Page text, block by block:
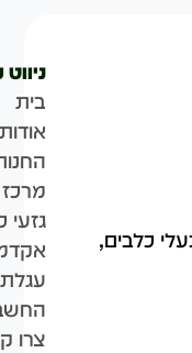
כלבים,
בית
אודות
גזעי
עגלת
צרו